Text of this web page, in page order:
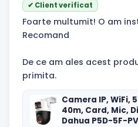
✔ Client verificat
Foarte multumit! O am
Recomand
De ce am ales acest
primita.
Camera IP, WiFi,
40m, Card, Mic,
Dahua P5D-5F-